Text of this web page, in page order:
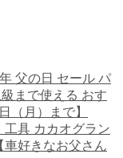
年 父の日 セール パ
まで使える おす
（月）まで】